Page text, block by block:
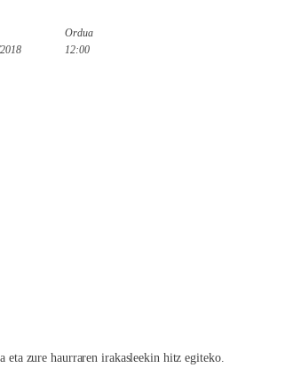
Ordua
12:00
eta zure haurraren irakasleekin hitz egiteko.